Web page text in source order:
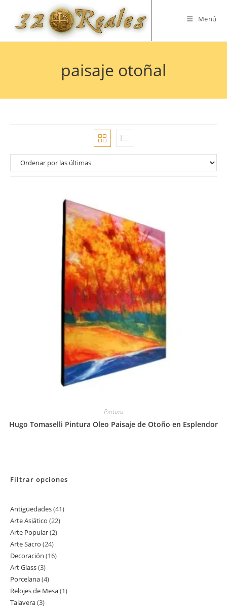
contenido
Menú
paisaje otoñal
Pintura
Hugo Tomaselli Pintura Oleo Paisaje de Otoño en Esplendor
Filtrar opciones
Antigüedades 4141
Arte Asiático 2222
Arte Popular 22
Arte Sacro 2424
productos
Decoración 1616
Art Glass 33
productos
Porcelana 44
productos
Relojes de Mesa 11
Talavera 33